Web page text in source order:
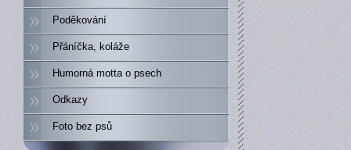
Poděkování
Přáníčka, koláže
Humorná motta o psech
Odkazy
Foto bez psů